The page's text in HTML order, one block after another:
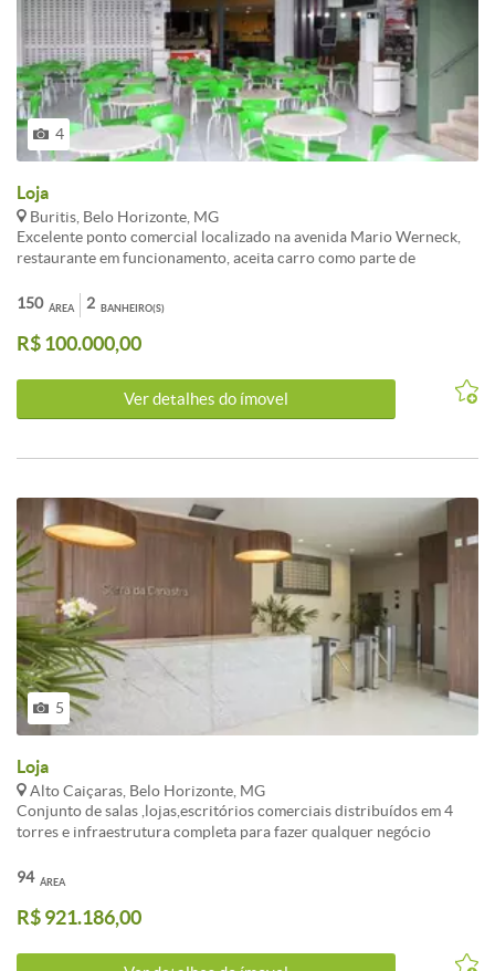
4
Loja
Buritis, Belo Horizonte, MG
Excelente ponto comercial localizado na avenida Mario Werneck,
restaurante em funcionamento, aceita carro como parte de
ÁREA
150 BANHEIRO(S)
2
R$ 100.000,00
Ver detalhes do ímovel
5
Loja
Alto Caiçaras, Belo Horizonte, MG
Conjunto de salas ,lojas,escritórios comerciais distribuídos em 4
torres e infraestrutura completa para fazer qualquer negócio
mixed use de BH.
ÁREA
94
R$ 921.186,00